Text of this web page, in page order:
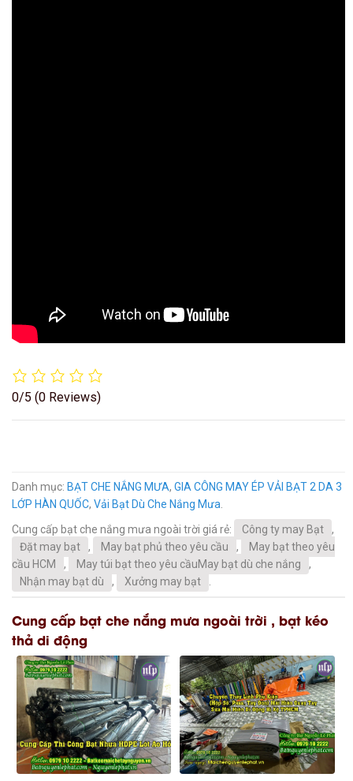
0/5 (0 Reviews)
Danh mục: BẠT CHE NẮNG MƯA, GIA CÔNG MAY ÉP VẢI BẠT 2 DA 3
LỚP HÀN QUỐC, Vải Bạt Dù Che Nắng Mưa
Cung cấp bạt che nắng mưa ngoài trời giá rẻ:
Công ty may Bạt
,
Đặt may bạt
, May bạt phủ theo yêu cầu ,
May bạt theo yêu
cầu HCM
, May túi bạt theo yêu cầuMay bạt dù che nắng
,
Nhận may bạt dù
, Xưởng may bạt
Cung cấp bạt che nắng mưa ngoài trời , bạt kéo
thả di động